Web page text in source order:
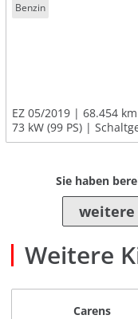
Benzin
EZ 05/2019
68.454 km
73 kW (99 PS)
Sie haben
weitere
Weitere
Carens